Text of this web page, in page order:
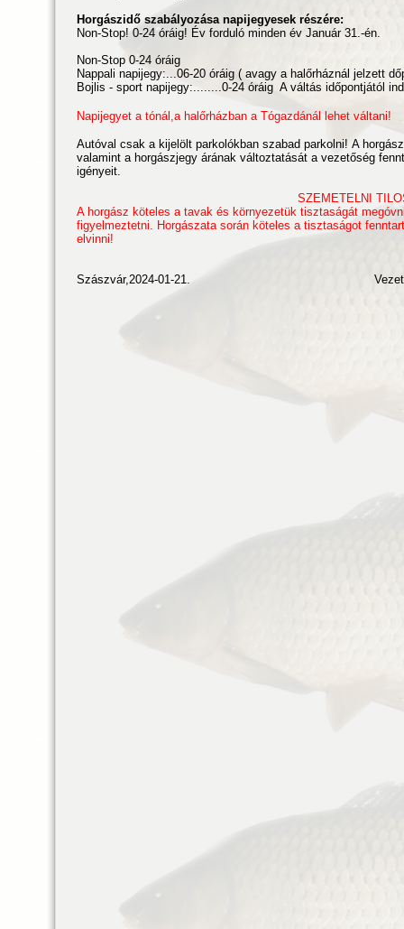
Horgászidő szabályozása napijegyesek részére:
Non-Stop! 0-24 óráig! Év forduló minden év Január 31.-én.
Non-Stop 0-24 óráig
Nappali napijegy:...06-20 óráig ( avagy a halőrháznál jelzett
Bojlis - sport napijegy:........0-24 óráig A váltás időpontjától
Napijegyet a tónál,a halőrházban a Tógazdánál lehet váltani!
Autóval csak a kijelölt parkolókban szabad parkolni! A
valamint a horgászjegy árának változtatását a vezetőség
igényeit.
SZEMETELNI
A horgász köteles a tavak és környezetük tisztaságát
figyelmeztetni. Horgászata során köteles a tisztaságot
elvinni!
Szászvár,2024-01-21.